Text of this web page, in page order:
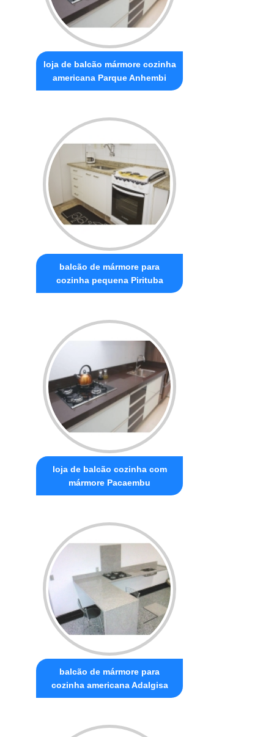
loja de balcão mármore cozinha
americana Parque Anhembi
balcão de mármore para
cozinha pequena Pirituba
loja de balcão cozinha com
mármore Pacaembu
balcão de mármore para
cozinha americana Adalgisa